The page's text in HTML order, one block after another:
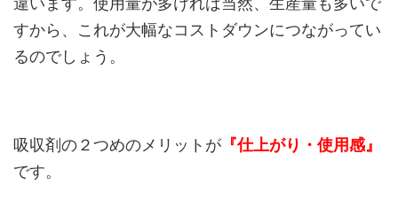
すから、これが大幅なコストダウンにつながってい
るのでしょう。
吸収剤の２つめのメリットが 『仕上がり・使用感』
です。